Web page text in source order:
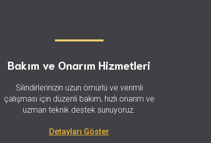
Bakım ve Onarım Hizmetleri
Silindirlerinizin uzun ömürlü ve verimli
çalışması için düzenli bakım, hızlı onarım ve
uzman teknik destek sunuyoruz.
Detayları Göster